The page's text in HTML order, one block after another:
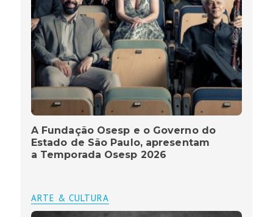
A Fundação Osesp e o Governo do
Estado de São Paulo, apresentam
a Temporada Osesp 2026
ARTE & CULTURA